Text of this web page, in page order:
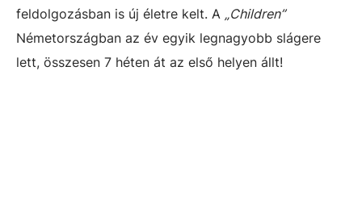
feldolgozásban is új életre kelt. A „Children”
Németországban az év egyik legnagyobb slágere
lett, összesen 7 héten át az első helyen állt!